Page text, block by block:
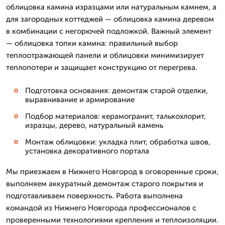
облицовка камина изразцами или натуральным камнем, а
для загородных коттеджей — облицовка камина деревом
в комбинации с негорючей подложкой. Важный элемент
— облицовка топки камина: правильный выбор
теплоотражающей панели и облицовки минимизирует
теплопотери и защищает конструкцию от перегрева.
Подготовка основания: демонтаж старой отделки,
выравнивание и армирование
Подбор материалов: керамогранит, талькохлорит,
изразцы, дерево, натуральный камень
Монтаж облицовки: укладка плит, обработка швов,
установка декоративного портала
Мы приезжаем в Нижнего Новгород в оговоренные сроки,
выполняем аккуратный демонтаж старого покрытия и
подготавливаем поверхность. Работа выполнена
командой из Нижнего Новгорода профессионалов с
проверенными технологиями крепления и теплоизоляции.